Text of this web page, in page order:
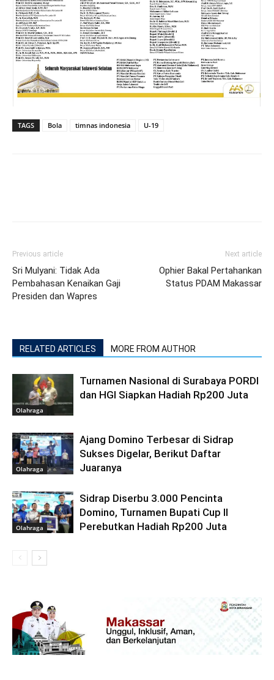
TAGS Bola timnas indonesia U-19
Previous article
Sri Mulyani: Tidak Ada
Pembahasan Kenaikan Gaji
Presiden dan Wapres
Next article
Ophier Bakal Pertahankan
Status PDAM Makassar
RELATED ARTICLES MORE FROM AUTHOR
Olahraga
Turnamen Nasional di Surabaya PORDI
dan HGI Siapkan Hadiah Rp200 Juta
Olahraga
Ajang Domino Terbesar di Sidrap
Sukses Digelar, Berikut Daftar
Juaranya
Olahraga
Sidrap Diserbu 3.000 Pencinta
Domino, Turnamen Bupati Cup II
Perebutkan Hadiah Rp200 Juta